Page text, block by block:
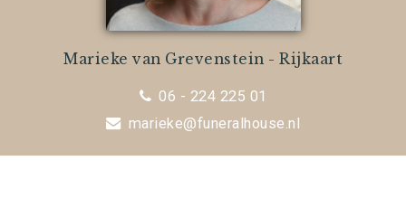
Marieke van Grevenstein - Rijkaart
06 - 224 225 01
marieke@funeralhouse.nl